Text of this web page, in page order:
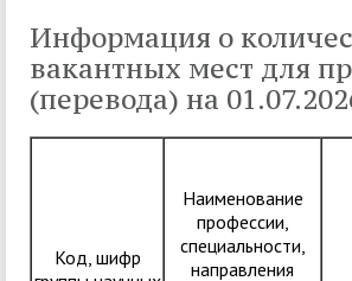
Информация о
вакантных мест для
(перевода) на
Код, шифр
Наименование
профессии,
специальности,
направления